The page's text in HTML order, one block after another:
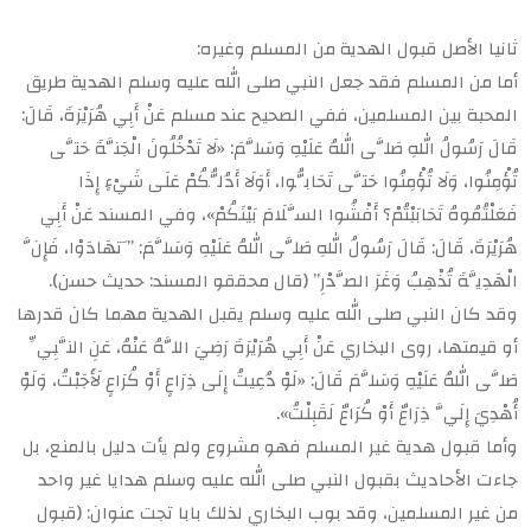
ثانيا الأصل قبول الهدية من المسلم وغيره:
أما من المسلم فقد جعل النبي صلى الله عليه وسلم الهدية طريق
المحبة بين المسلمين، ففي الصحيح عند مسلم عَنْ أَبِي هُرَيْرَةَ، قَالَ:
قَالَ رَسُولُ اللهِ صَلَّى اللهُ عَلَيْهِ وَسَلَّمَ: «لَا تَدْخُلُونَ الْجَنَّةَ حَتَّى
تُؤْمِنُوا، وَلَا تُؤْمِنُوا حَتَّى تَحَابُّوا، أَوَلَا أَدُلُّكُمْ عَلَى شَيْءٍ إِذَا
فَعَلْتُمُوهُ تَحَابَبْتُمْ؟ أَفْشُوا السَّلَامَ بَيْنَكُمْ»، وفي المسند عَنْ أَبِي
هُرَيْرَةَ، قَالَ: قَالَ رَسُولُ اللهِ صَلَّى اللهُ عَلَيْهِ وَسَلَّمَ: ” َتهَادَوْا، فَإِنَّ
الْهَدِيَّةَ تُذْهِبُ وَغَرَ الصَّدْرِ” (قال محققو المسند: حديث حسن).
وقد كان النبي صلى الله عليه وسلم يقبل الهدية مهما كان قدرها
أو قيمتها، روى البخاري عَنْ أَبِي هُرَيْرَةَ رَضِيَ اللَّهُ عَنْهُ، عَنِ النَّبِيِّ
صَلَّى اللهُ عَلَيْهِ وَسَلَّمَ قَالَ: «لَوْ دُعِيتُ إِلَى ذِرَاعٍ أَوْ كُرَاعٍ لَأَجَبْتُ، وَلَوْ
أُهْدِيَ إِلَيَّ ذِرَاعٌ أَوْ كُرَاعٌ لَقَبِلْتُ».
وأما قبول هدية غير المسلم فهو مشروع ولم يأت دليل بالمنع، بل
جاءت الأحاديث بقبول النبي صلى الله عليه وسلم هدايا غير واحد
من غير المسلمين، وقد بوب البخاري لذلك بابا تجت عنوان: (قبول